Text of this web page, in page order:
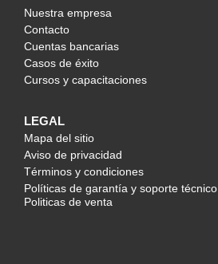
Nuestra empresa
Contacto
Cuentas bancarias
Casos de éxito
Cursos y capacitaciones
LEGAL
Mapa del sitio
Aviso de privacidad
Términos y condiciones
Políticas de garantía y soporte técnico
Politicas de venta